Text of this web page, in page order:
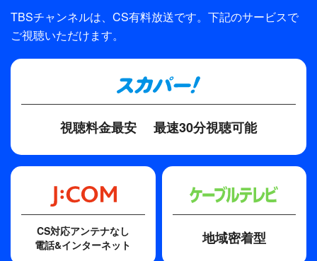
1話
TBSチャンネルは、CS有料放送です。下記のサービスで
ご視聴いただけます。
視聴料金最安 最速30分視聴可能
CS対応アンテナなし
電話&インターネット
地域密着型